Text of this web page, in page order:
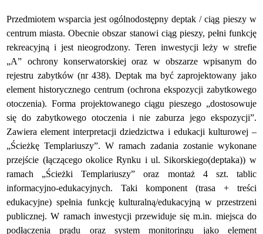
Przedmiotem wsparcia jest ogólnodostępny deptak / ciąg pieszy w
centrum miasta. Obecnie obszar stanowi ciąg pieszy, pełni funkcję
rekreacyjną i jest nieogrodzony. Teren inwestycji leży w strefie
„A” ochrony konserwatorskiej oraz w obszarze wpisanym do
rejestru zabytków (nr 438). Deptak ma być zaprojektowany jako
element historycznego centrum (ochrona ekspozycji zabytkowego
otoczenia). Forma projektowanego ciągu pieszego „dostosowuje
się do zabytkowego otoczenia i nie zaburza jego ekspozycji”.
Zawiera element interpretacji dziedzictwa i edukacji kulturowej –
„Ścieżkę Templariuszy”. W ramach zadania zostanie wykonane
przejście (łączącego okolice Rynku i ul. Sikorskiego(deptaka)) w
ramach „Ścieżki Templariuszy” oraz montaż 4 szt. tablic
informacyjno-edukacyjnych. Taki komponent (trasa + treści
edukacyjne) spełnia funkcję kulturalną/edukacyjną w przestrzeni
publicznej. W ramach inwestycji przewiduje się m.in. miejsca do
podłączenia prądu oraz system monitoringu jako element